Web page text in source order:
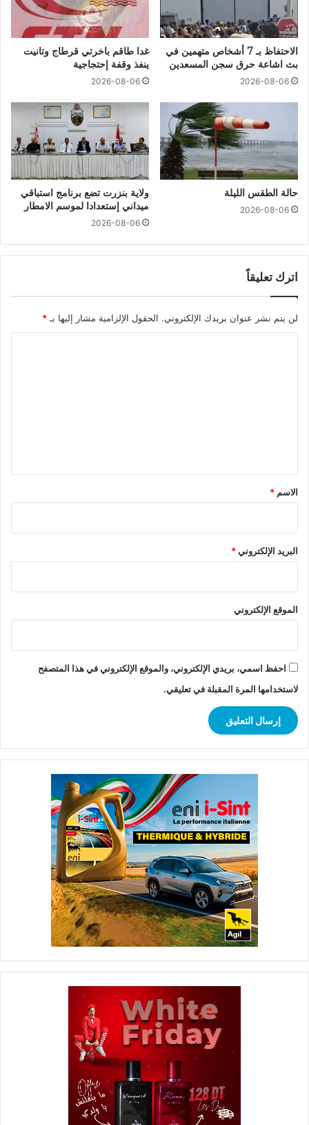
الاحتفاظ بـ 7 أشخاص متهمين في
بث اشاعة حرق سجن المسعدين
2026-08-06
غدا طاقم باخرتي قرطاج وتانيت
ينفذ وقفة إحتجاجية
2026-08-06
حالة الطقس الليلة
2026-08-06
ولاية بنزرت تضع برنامج استباقي
ميداني إستعدادا لموسم الامطار
2026-08-06
اترك تعليقاً
لن يتم نشر عنوان بريدك الإلكتروني. الحقول الإلزامية مشار إليها بـ*
*
الاسم *
البريد الإلكتروني*
الموقع الإلكتروني
احفظ اسمي، بريدي الإلكتروني، والموقع الإلكتروني في هذا المتصفح
لاستخدامها المرة المقبلة في تعليقي.